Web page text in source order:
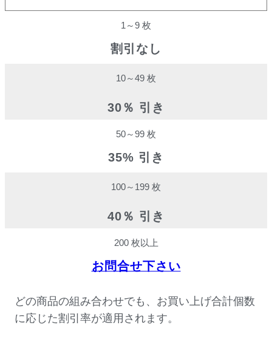
1～9 枚
割引なし
10～49 枚
30％ 引き
50～99 枚
35% 引き
100～199 枚
40％ 引き
200 枚以上
お問合せ下さい
どの商品の組み合わせでも、お買い上げ合計個数
に応じた割引率が適用されます。